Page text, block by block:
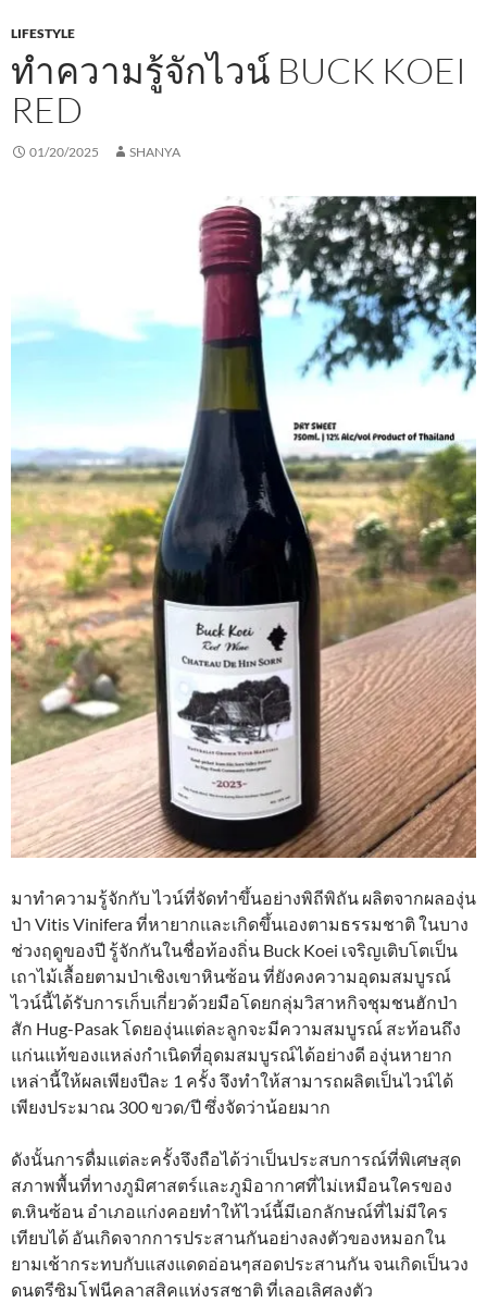
LIFESTYLE
ทำความรู้จักไวน์ BUCK KOEI
RED
01/20/2025 SHANYA
มาทำความรู้จักกับ ไวน์ที่จัดทำขึ้นอย่างพิถีพิถัน ผลิตจากผลองุ่น
ป่า Vitis Vinifera ที่หายากและเกิดขึ้นเองตามธรรมชาติ ในบาง
ช่วงฤดูของปี รู้จักกันในชื่อท้องถิ่น Buck Koei เจริญเติบโตเป็น
เถาไม้เลื้อยตามป่าเชิงเขาหินซ้อน ที่ยังคงความอุดมสมบูรณ์
ไวน์นี้ได้รับการเก็บเกี่ยวด้วยมือโดยกลุ่มวิสาหกิจชุมชนฮักป่า
สัก Hug-Pasak โดยองุ่นแต่ละลูกจะมีความสมบูรณ์ สะท้อนถึง
แก่นแท้ของแหล่งกำเนิดที่อุดมสมบูรณ์ได้อย่างดี องุ่นหายาก
เหล่านี้ให้ผลเพียงปีละ 1 ครั้ง จึงทำให้สามารถผลิตเป็นไวน์ได้
เพียงประมาณ 300 ขวด/ปี ซึ่งจัดว่าน้อยมาก
ดังนั้นการดื่มแต่ละครั้งจึงถือได้ว่าเป็นประสบการณ์ที่พิเศษสุด
สภาพพื้นที่ทางภูมิศาสตร์และภูมิอากาศที่ไม่เหมือนใครของ
ต.หินซ้อน อำเภอแก่งคอยทำให้ไวน์นี้มีเอกลักษณ์ที่ไม่มีใคร
เทียบได้ อันเกิดจากการประสานกันอย่างลงตัวของหมอกใน
ยามเช้ากระทบกับแสงแดดอ่อนๆสอดประสานกัน จนเกิดเป็นวง
ดนตรีซิมโฟนีคลาสสิคแห่งรสชาติ ที่เลอเลิศลงตัว